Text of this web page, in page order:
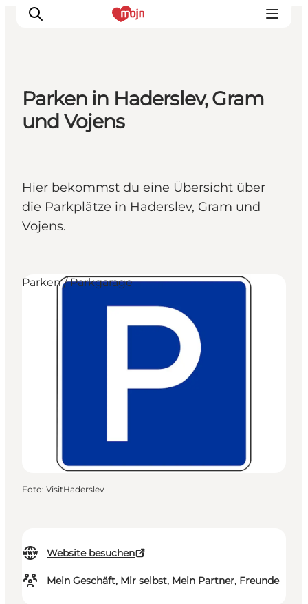
Erlebnisse
Städte und Regionen
Plane deine Reise
Booking
Parken in Haderslev, Gram
und Vojens
Hier bekommst du eine Übersicht über
die Parkplätze in Haderslev, Gram und
Vojens.
Website besuchen
Mein Geschäft, Mir selbst, Mein Partner, Freunde
Parken / Parkgarage
Foto: VisitHaderslev